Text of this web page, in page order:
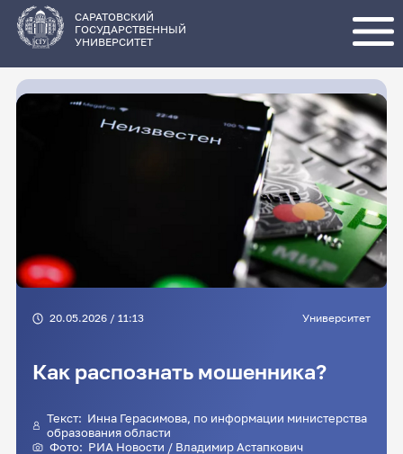
основному
содержанию
САРАТОВСКИЙ
ГОСУДАРСТВЕННЫЙ
УНИВЕРСИТЕТ
20.05.2026 / 11:13 Университет
Как распознать мошенника?
Текст: Инна Герасимова, по информации министерства
образования области
Фото: РИА Новости / Владимир Астапкович